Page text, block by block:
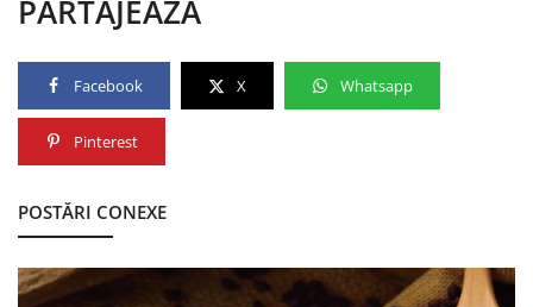
PARTAJEAZĂ
Facebook X Whatsapp
Pinterest
POSTĂRI CONEXE